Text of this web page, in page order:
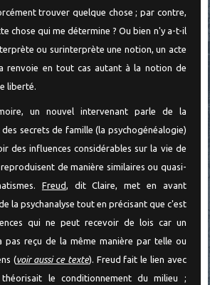
trouver quelque chose ; par contre,
chose qui me détermine ? Ou bien n'y a-t-il
ou surinterprète une notion, un acte
renvoie en tout cas autant à la notion de
liberté.
un nouvel intervenant parle de la
secrets de famille (la psychogénéalogie)
des influences considérables sur la vie de
de manière similaires ou quasi-
Freud, dit Claire, met en avant
la psychanalyse tout en précisant que c'est
qui ne peut recevoir de lois car un
pas reçu de la même manière par telle ou
(voir aussi ce texte). Freud fait le lien avec
théorisait le conditionnement du milieu ;